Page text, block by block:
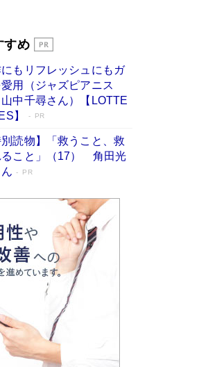
出［新書ベストセラー］
すめ
もリフレッシュにもガ
愛用（ジャズピアニス
中千尋さん）【LOTTE
】
PR
別読物】「救うこと、救
ること」（17） 角田光
PR